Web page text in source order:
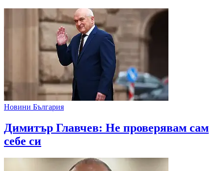
Новини България
Димитър Главчев: Не проверявам сам
себе си